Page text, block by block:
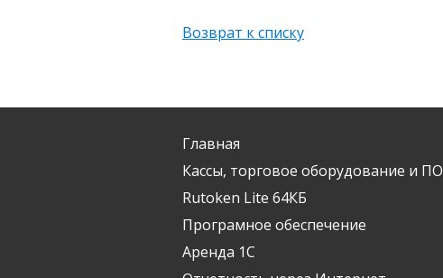
Возврат к списку
Главная
Кассы, торговое оборудование и ПО
Rutoken Lite 64КБ
Програмное обеспечение
Аренда 1С